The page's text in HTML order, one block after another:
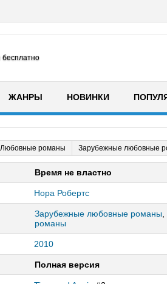
ЖАНРЫ НОВИНКИ
Любовные романы Зарубежные любовные
Время не властно
Нора Робертс
Зарубежные любовные романы
романы
2010
Полная версия